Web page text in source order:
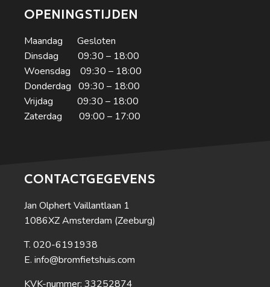
OPENINGSTIJDEN
Maandag Gesloten
Dinsdag 09:30 – 18:00
Woensdag 09:30 – 18:00
Donderdag 09:30 – 18:00
Vrijdag 09:30 – 18:00
Zaterdag 09:00 – 17:00
CONTACTGEGEVENS
Jan Olphert Vaillantlaan 1
1086XZ Amsterdam (Zeeburg)
020-6191938
info@bromfietshuis.com
KVK-nummer: 33252874